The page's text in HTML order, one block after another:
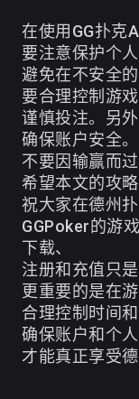
在使用GG扑克
要注意保护个
避免在不安全
要合理控制游
谨慎投注。另
确保账户安全
不要因输赢而
希望本文的攻
祝大家在德州扑
GGPoker的游
下载、
注册和充值只
更重要的是在
合理控制时间和
确保账户和个人
才能真正享受